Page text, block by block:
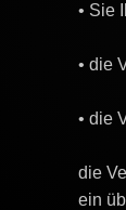
• Sie
• die
• die
die
ein